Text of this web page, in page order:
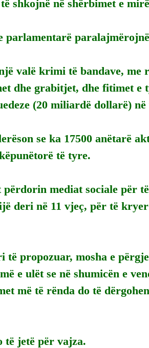
shkojnë në shërbimet e
parlamentarë
valë krimi të bandave,
dhe grabitjet, dhe fitimet
(20 miliardë dollarë)
se ka 17500 anëtarë
të tyre.
përdorin mediat sociale për
deri në 11 vjeç, për të
të propozuar, mosha e
e ulët se në shumicën e
më të rënda do të
jetë për vajza.